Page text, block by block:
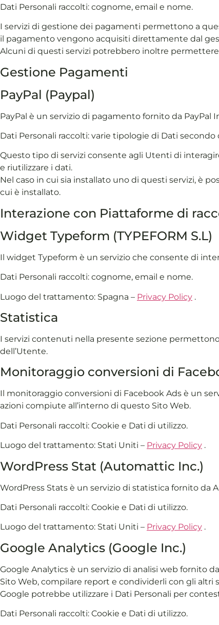
Dati Personali raccolti: cognome, email e nome.
I servizi di gestione dei pagamenti permettono a
il pagamento vengono acquisiti direttamente dal
Alcuni di questi servizi potrebbero inoltre
Gestione Pagamenti
PayPal (Paypal)
PayPal è un servizio di pagamento fornito da
Dati Personali raccolti: varie tipologie di Dati
Questo tipo di servizi consente agli Utenti di
e riutilizzare i dati.
Nel caso in cui sia installato uno di questi servizi, è
cui è installato.
Interazione con Piattaforme di
Widget Typeform (TYPEFORM S.L)
Il widget Typeform è un servizio che consente di
Dati Personali raccolti: cognome, email e nome.
Luogo del trattamento: Spagna – Privacy Policy .
Statistica
I servizi contenuti nella presente sezione
dell’Utente.
Monitoraggio conversioni di
Il monitoraggio conversioni di Facebook Ads è un
azioni compiute all’interno di questo Sito Web.
Dati Personali raccolti: Cookie e Dati di utilizzo.
Luogo del trattamento: Stati Uniti – Privacy Policy .
WordPress Stat (Automattic Inc.)
WordPress Stats è un servizio di statistica fornito da
Dati Personali raccolti: Cookie e Dati di utilizzo.
Luogo del trattamento: Stati Uniti – Privacy Policy .
Google Analytics (Google Inc.)
Google Analytics è un servizio di analisi web fornito
Sito Web, compilare report e condividerli con gli altri
Google potrebbe utilizzare i Dati Personali per
Dati Personali raccolti: Cookie e Dati di utilizzo.